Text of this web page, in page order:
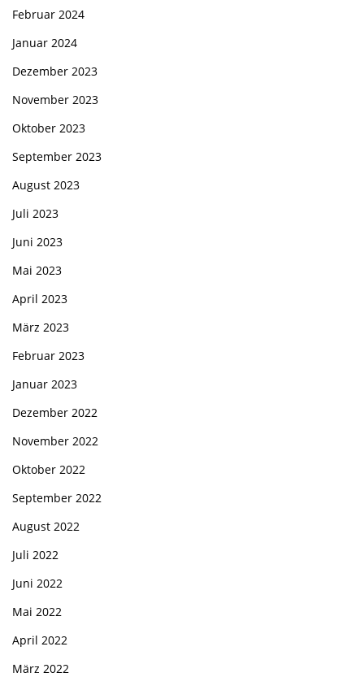
Februar 2024
Januar 2024
Dezember 2023
November 2023
Oktober 2023
September 2023
August 2023
Juli 2023
Juni 2023
Mai 2023
April 2023
März 2023
Februar 2023
Januar 2023
Dezember 2022
November 2022
Oktober 2022
September 2022
August 2022
Juli 2022
Juni 2022
Mai 2022
April 2022
März 2022